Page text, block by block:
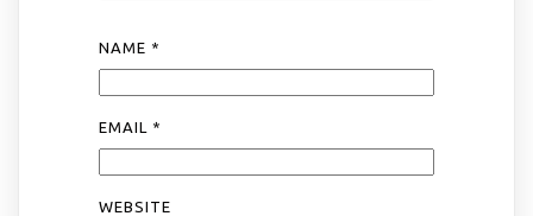
NAME *
EMAIL *
WEBSITE